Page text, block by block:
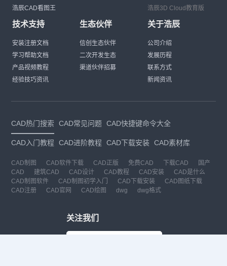
浩辰CAD看图王
浩辰3D Cloud教育版
技术支持
安装注册文档
学习帮助文档
产品视频教程
经验技巧资讯
生态伙伴
信创生态伙伴
二次开发生态
渠道伙伴招募
关于浩辰
公司介绍
发展历程
联系方式
新闻资讯
CAD热门搜索 CAD常见问题 CAD快捷键命令大全
CAD入门教程 CAD进阶教程 CAD下载安装 CAD素材库
CAD制图 CAD软件下载 CAD正版 免费CAD 下载CAD
国产
CAD
建筑CAD CAD设计 CAD教程 CAD安装
CAD是什么
CAD制图软件
CAD制图初学入门 CAD下载安装
CAD图纸下载
CAD注册
CAD官网 CAD绘图 dwg dwg格式
关注我们